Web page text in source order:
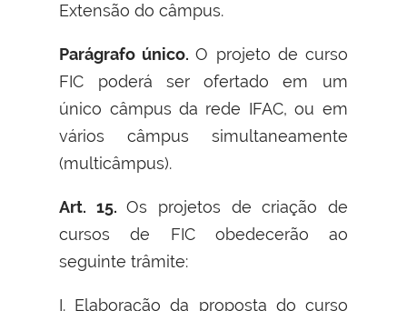
Extensão do câmpus.
Parágrafo único.O projeto de curso
FIC poderá ser ofertado em um
único câmpus da rede IFAC, ou em
vários câmpus simultaneamente
(multicâmpus).
Art. 15.Os projetos de criação de
cursos de FIC obedecerão ao
seguinte trâmite:
I. Elaboração da proposta do curso